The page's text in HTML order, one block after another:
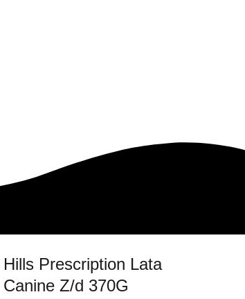
Hills Prescription Lata
Canine Z/d 370G